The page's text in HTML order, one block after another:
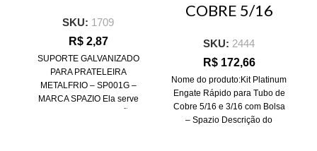
SKU: 1709
R$2,87
SUPORTE GALVANIZADO
PARA PRATELEIRA
METALFRIO – SP001G –
MARCA SPAZIO Ela serve
COBRE 5/16
SKU: 2444
R$172,66
Nome do produto:Kit Platinum
Engate Rápido para Tubo de
Cobre 5/16 e 3/16 com Bolsa
– Spazio Descrição do